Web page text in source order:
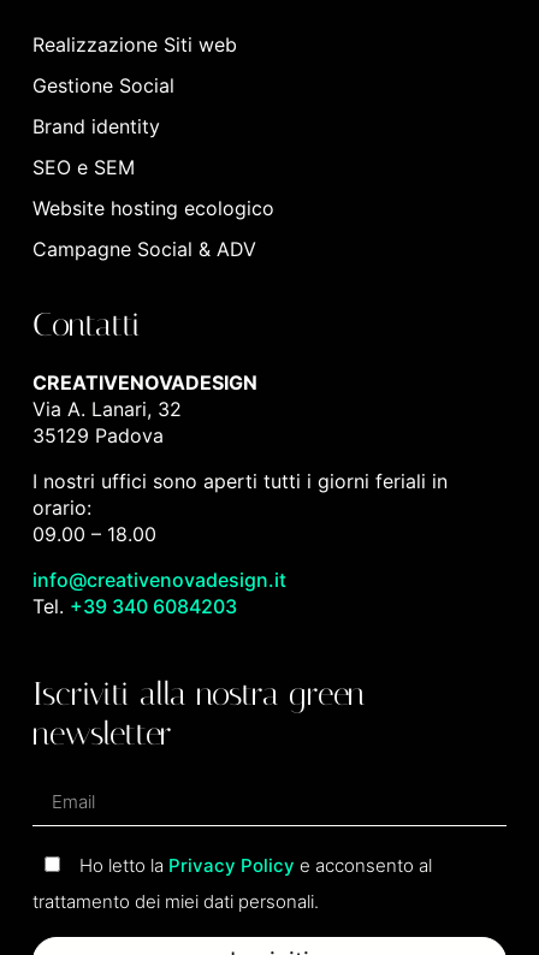
Realizzazione Siti web
Gestione Social
Brand identity
SEO e SEM
Website hosting ecologico
Campagne Social & ADV
Contatti
CREATIVENOVADESIGN
Via A. Lanari, 32
35129 Padova
I nostri uffici sono aperti tutti i giorni feriali in
orario:
09.00 – 18.00
info@creativenovadesign.it
Tel. +39 340 6084203
Iscriviti alla nostra green
newsletter
Ho letto la Privacy Policy e acconsento al
trattamento dei miei dati personali.